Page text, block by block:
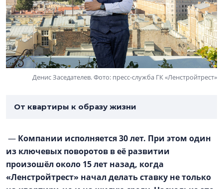
Денис Заседателев. Фото: пресс-служба ГК «Ленстройтрест»
От квартиры к образу жизни
— Компании исполняется 30 лет. При этом один
из ключевых поворотов в её развитии
произошёл около 15 лет назад, когда
«Ленстройтрест» начал делать ставку не только